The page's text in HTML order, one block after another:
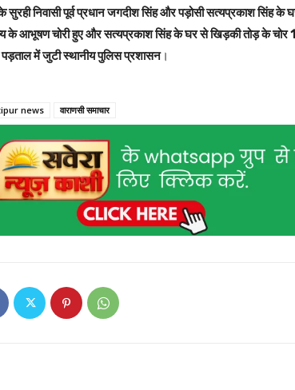
सुरही निवासी पूर्व प्रधान जगदीश सिंह और पड़ोसी सत्यप्रकाश सिंह के
आभूषण चोरी हुए और सत्यप्रकाश सिंह के घर से खिड़की तोड़ के
में जुटी स्थानीय पुलिस प्रशासन।
news वाराणसी समाचार